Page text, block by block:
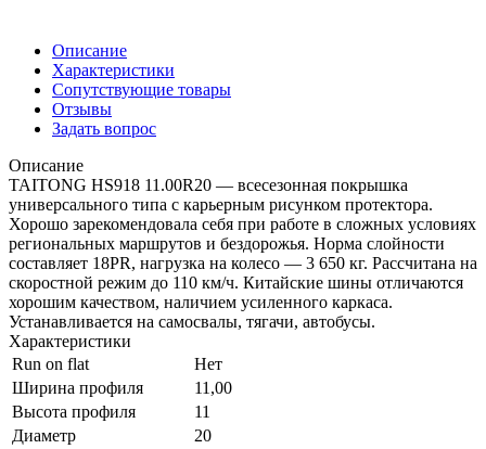
Описание
Характеристики
Сопутствующие товары
Отзывы
Задать вопрос
Описание
TAITONG HS918 11.00R20 — всесезонная покрышка
универсального типа с карьерным рисунком протектора.
Хорошо зарекомендовала себя при работе в сложных условиях
региональных маршрутов и бездорожья. Норма слойности
составляет 18PR, нагрузка на колесо — 3 650 кг. Рассчитана на
скоростной режим до 110 км/ч. Китайские шины отличаются
хорошим качеством, наличием усиленного каркаса.
Устанавливается на самосвалы, тягачи, автобусы.
Характеристики
Run on flat
Нет
Ширина профиля
11,00
Высота профиля
11
Диаметр
20